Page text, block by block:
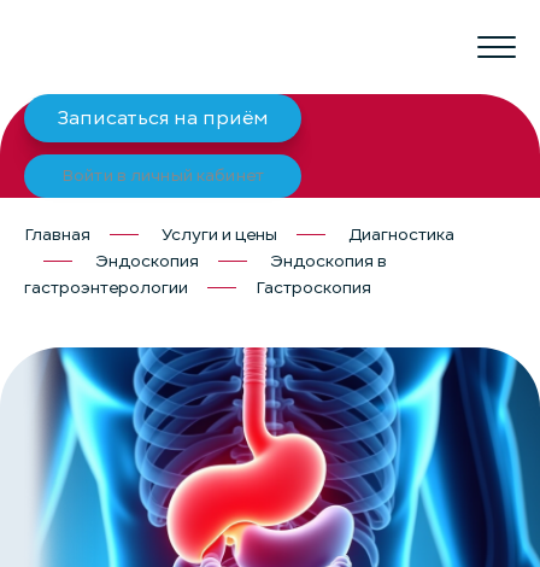
Записаться на приём
Войти в личный кабинет
Главная Услуги и цены
Диагностика
Эндоскопия
Эндоскопия в
гастроэнтерологии
Гастроскопия